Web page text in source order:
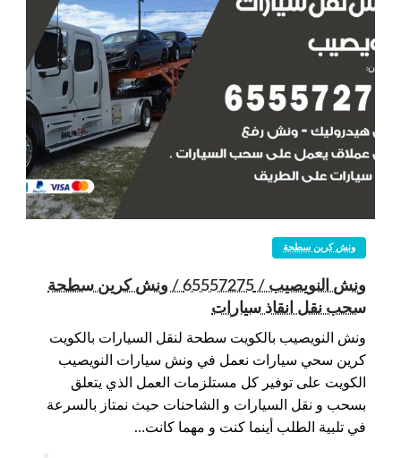
ونش كرين سطحة
ونش النويصيب / 65557275 / ونش كرين سطحة
سحب نقل انقاذ سيارات
ونش النويصيب بالكويت سطحة لنقل السيارات بالكويت
كرين سحي سيارات نعمل في ونش سيارات النويصيب
الكويت على توفير كل مستلزمات العمل الذي يتعلق
بسحب و نقل السيارات و الشاحنات حيث نمتاز بالسرعة
في تلبية الطلب أينما كنت و مهما كانت…